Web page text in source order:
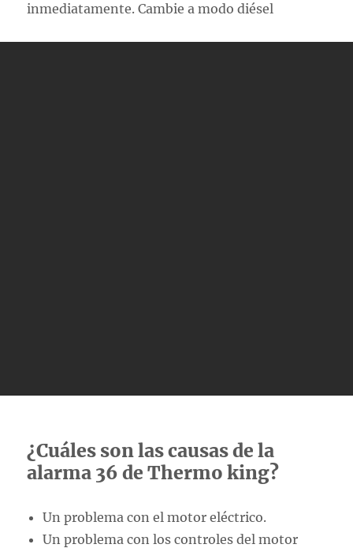
inmediatamente. Cambie a modo diésel
¿Cuáles son las causas de la
alarma 36 de Thermo king?
Un problema con el motor eléctrico.
Un problema con los controles del motor